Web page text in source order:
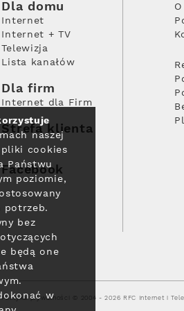
Dla domu
Internet
Internet + TV
Telewizja
Lista kanałów
Dla firm
Internet dla Firm
Strefa klienta
Facebook
Polityka prywatności © 2004 - 2026 RFC Internet i
naszej
cookies
Państwu
poziomie,
potrzeb.
bez
będą one
w